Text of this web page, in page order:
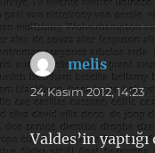
melisdedi
ki:
24 Kasım 2012, 14:23
Valdes’in